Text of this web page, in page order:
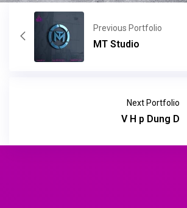
Previous Portfolio
MT Studio
Next Portfolio
V H p Dung D